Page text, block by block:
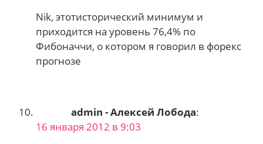
Nik, этотисторический минимум и
приходится на уровень 76,4% по
Фибоначчи, о котором я говорил в форекс
прогнозе
admin - Алексей Лобода:
16 января 2012 в 9:03